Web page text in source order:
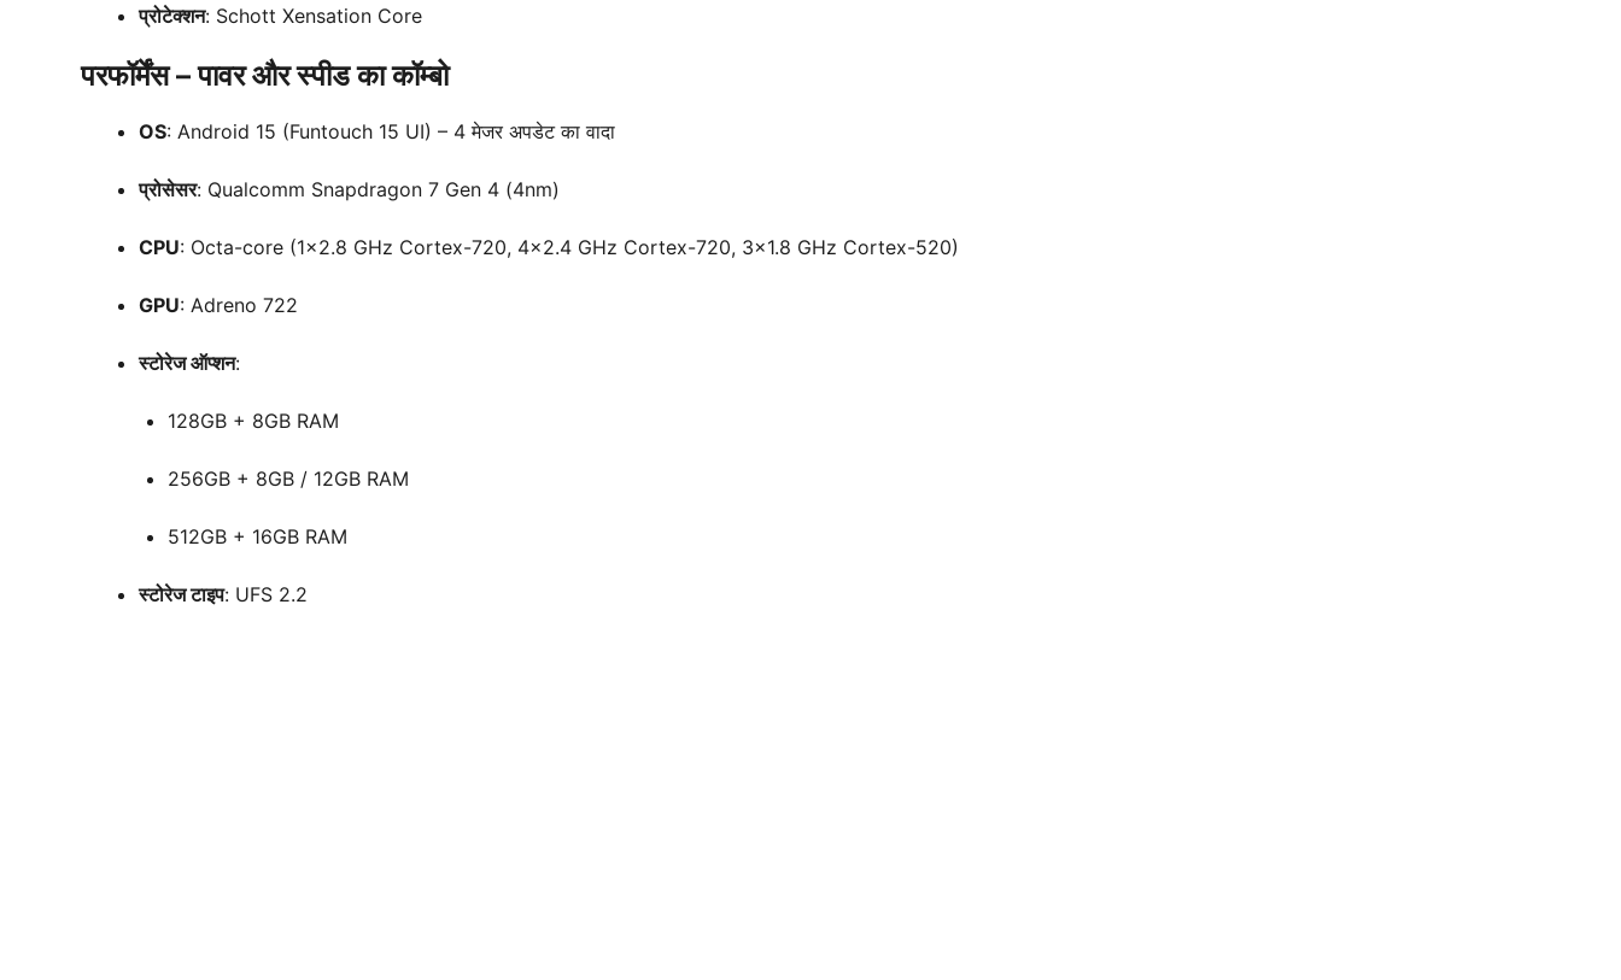
प्रोटेक्शन: Schott Xensation Core
परफॉर्मेंस – पावर और स्पीड का कॉम्बो
OS: Android 15 (Funtouch 15 UI) – 4 मेजर अपडेट का वादा
प्रोसेसर: Qualcomm Snapdragon 7 Gen 4 (4nm)
CPU: Octa-core (1×2.8 GHz Cortex-720, 4×2.4 GHz Cortex-720, 3×1.8 GHz Cortex-520)
GPU: Adreno 722
स्टोरेज ऑप्शन:
128GB + 8GB RAM
256GB + 8GB / 12GB RAM
512GB + 16GB RAM
स्टोरेज टाइप: UFS 2.2